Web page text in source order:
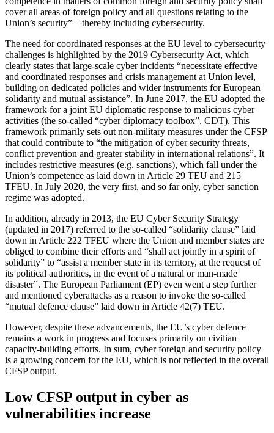
cover all areas of foreign policy and all questions relating to the
Union’s security” – thereby including cybersecurity.
The need for coordinated responses at the EU level to cybersecurity
challenges is highlighted by the 2019 Cybersecurity Act, which
clearly states that large-scale cyber incidents “necessitate effective
and coordi­nated responses and crisis management at Union level,
building on dedicated policies and wider instruments for European
soli­darity and mutual assistance”. In June 2017, the EU adopted the
framework for a joint EU diplomatic response to malicious cyber
activities (the so-called “cyber diplo­macy toolbox”, CDT). This
framework primarily sets out non-military measures under the CFSP
that could contribute to “the mitigation of cyber security threats,
conflict prevention and greater stability in international relations”. It
includes restric­tive measures (e.g. sanctions), which fall under the
Union’s competence as laid down in Article 29 TEU and 215
TFEU. In July 2020, the very first, and so far only, cyber sanction
regime was adopted.
In addition, already in 2013, the EU Cyber Security Strategy
(updated in 2017) referred to the so-called “solidarity clause” laid
down in Article 222 TFEU where the Union and member states are
obliged to combine their efforts and “shall act jointly in a spirit of
solidarity” to “assist a member state in its territory, at the request of
its political authorities, in the event of a natu­ral or man-made
disaster”. The European Parliament (EP) even went a step further
and mentioned cyberattacks as a reason to invoke the so-called
“mutual defence clause” laid down in Article 42(7) TEU.
However, despite these advancements, the EU’s cyber defence
remains a work in progress and focuses primarily on civilian
capacity-building efforts. In sum, cyber for­eign and security policy
is a growing con­cern for the EU, which is not reflected in the overall
CFSP output.
Low CFSP output in cyber as
vulnerabilities increase